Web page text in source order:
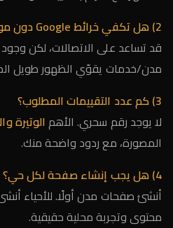
2) هل تكفي خرائط Google دون موقع؟
قد تساعد على الاتصالات، لكن
مدن/خدمات يقوّي الظهور طويل
3) كم عدد التقييمات المطلوب؟
لا يوجد رقم سحري. الأهمالوتيرة
المصورة، مع ردود واضحة منك.
4) هل يجب إنشاء صفحة لكل حي؟
أنشئ صفحات مدن أولًا. للأحياء
محتوى وتجربة محلية حقيقية.